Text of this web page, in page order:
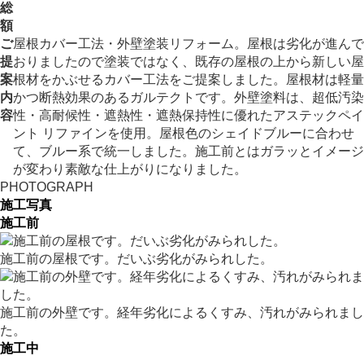
総
額
ご
提
案
内
容
屋根カバー工法・外壁塗装リフォーム。屋根は劣化が進んで
おりましたので塗装ではなく、既存の屋根の上から新しい屋
根材をかぶせるカバー工法をご提案しました。屋根材は軽量
かつ断熱効果のあるガルテクトです。外壁塗料は、超低汚染
性・高耐候性・遮熱性・遮熱保持性に優れたアステックペイ
ント リファインを使用。屋根色のシェイドブルーに合わせ
て、ブルー系で統一しました。施工前とはガラッとイメージ
が変わり素敵な仕上がりになりました。
PHOTOGRAPH
施工写真
施工前
施工前の屋根です。だいぶ劣化がみられした。
施工前の外壁です。経年劣化によるくすみ、汚れがみられまし
た。
施工中